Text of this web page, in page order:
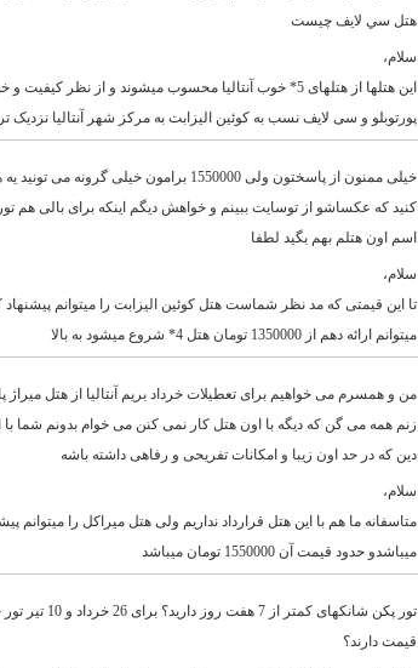
هتل سي لايف چيست
سلام،
این هتلها از هتلهای 5* خوب آنتالیا محسوب میشوند و از
پورتوبلو و سی لایف نسب به کوئین الیزابت به مرکز شهر آنتالیا نزدیک
کنید که عکساشو از توسایت ببینم و خواهش دیگم اینکه برای بالی
اسم اون هتلم بهم بگید لطفا
سلام،
تا این قیمتی که مد نظر شماست هتل کوئین الیزابت را میتوانم
میتوانم ارائه دهم از 1350000 تومان هتل 4* شروع میشود به بالا
من و همسرم می خواهیم برای تعطیلات خرداد بریم آنتالیا از هتل
زنم همه می گن که دیگه با اون هتل کار نمی کنن می خوام بدونم شما
دین که در حد اون زیبا و امکانات تفریحی و رفاهی داشته باشه
سلام،
متاسفانه ما هم با این هتل قرارداد نداریم ولی هتل میراکل را میتوانم
میباشدو حدود قیمت آن 1550000 تومان میباشد
قیمت دارند؟